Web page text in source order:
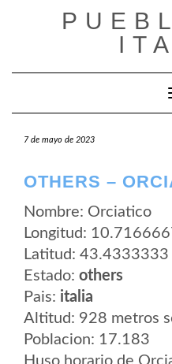
7 de mayo de 2023
OTHERS –
Nombre: Orciatico
Longitud:
Latitud: 43.4333333
Estado: others
Pais: italia
Altitud: 928 metros
Poblacion: 17.183
Huso horario de